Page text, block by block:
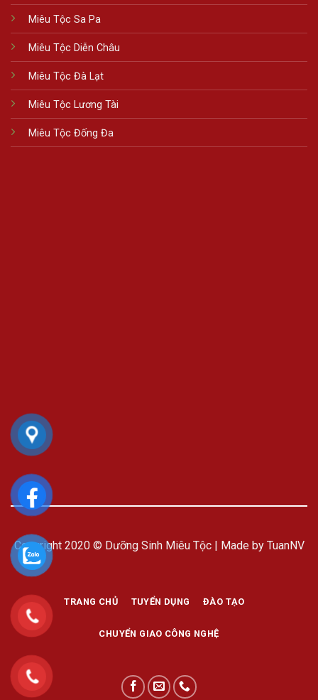
Miêu Tộc Sa Pa
Miêu Tộc Diễn Châu
Miêu Tộc Đà Lạt
Miêu Tộc Lương Tài
Miêu Tộc Đống Đa
Copyright 2020 © Dưỡng Sinh Miêu Tộc | Made by TuanNV
TRANG CHỦ TUYỂN DỤNG ĐÀO TẠO
CHUYỂN GIAO CÔNG NGHỆ